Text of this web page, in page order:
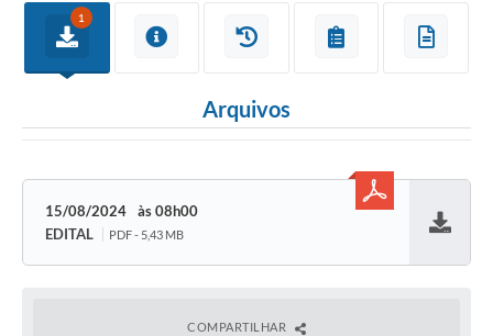
1
Arquivos
15/08/2024
08h00
EDITAL
PDF - 5,43 MB
COMPARTILHAR